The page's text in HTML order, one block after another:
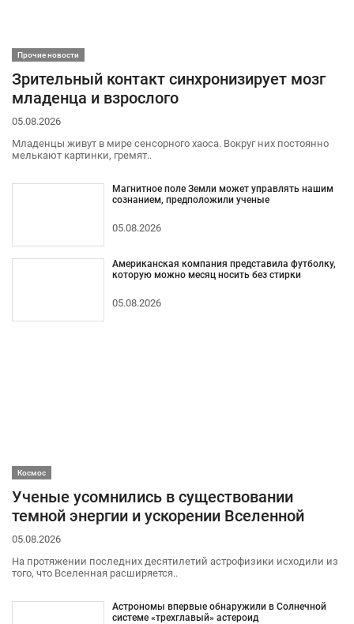
Прочие новости
Зрительный контакт синхронизирует мозг
младенца и взрослого
05.08.2026
Младенцы живут в мире сенсорного хаоса. Вокруг них постоянно
мелькают картинки, гремят..
Магнитное поле Земли может управлять нашим
сознанием, предположили ученые
05.08.2026
Американская компания представила футболку,
которую можно месяц носить без стирки
05.08.2026
Космос
Ученые усомнились в существовании
темной энергии и ускорении Вселенной
05.08.2026
На протяжении последних десятилетий астрофизики исходили из
того, что Вселенная расширяется..
Астрономы впервые обнаружили в Солнечной
системе «трехглавый» астероид